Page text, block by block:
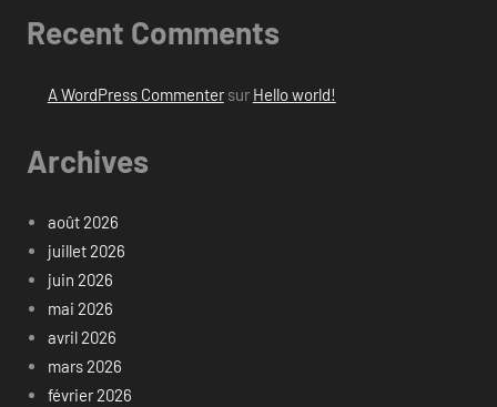
Recent Comments
A WordPress Commentersur Hello world!
Archives
août 2026
juillet 2026
juin 2026
mai 2026
avril 2026
mars 2026
février 2026